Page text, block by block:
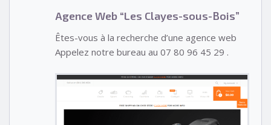
Agence Web “Les Clayes-sous-Bois”
Êtes-vous à la recherche d’une agence web
Appelez notre bureau au 07 80 96 45 29 .